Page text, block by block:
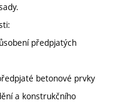
předpjatých
betonové prvky
a konstrukčního